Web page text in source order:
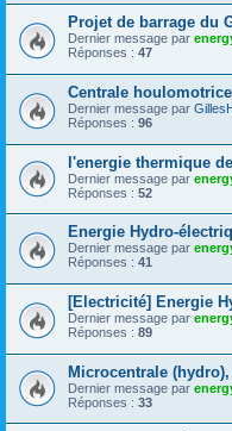
Projet de barrage du
Dernier message par
Réponses : 47
Centrale houlomotrice
Dernier message par
Réponses : 96
l'energie thermique
Dernier message par
Réponses : 52
Energie Hydro-
Dernier message par
Réponses : 41
[Electricité] Energie
Dernier message par
Réponses : 89
Microcentrale
Dernier message par
Réponses : 33